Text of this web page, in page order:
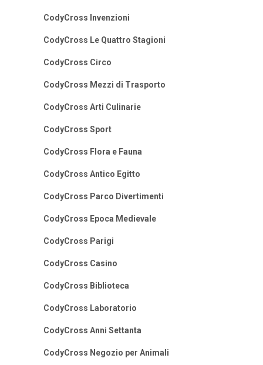
CodyCross Invenzioni
CodyCross Le Quattro Stagioni
CodyCross Circo
CodyCross Mezzi di Trasporto
CodyCross Arti Culinarie
CodyCross Sport
CodyCross Flora e Fauna
CodyCross Antico Egitto
CodyCross Parco Divertimenti
CodyCross Epoca Medievale
CodyCross Parigi
CodyCross Casino
CodyCross Biblioteca
CodyCross Laboratorio
CodyCross Anni Settanta
CodyCross Negozio per Animali